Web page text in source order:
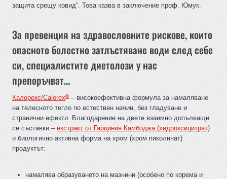
защита срещу ковид“. Това казва в заключение проф. Юмук.
За превенция на здравословните рискове, които
опасното болестно затлъстяване води след себе
си, специалистите диетолози у нас
препоръчват…
Калорекс/Calorex®– високоефективна формула за намаляване
на телесното тегло по естествен начин, без гладуване и
странични ефекти. Благодарение на двете взаимно допълващи
се съставки – екстракт от Гарциния Камбоджа (хидроксицитрат)
и биологично активна форма на хром (хром пиколинат)
продуктът:
намалява образуването на мазнини (особено по корема и